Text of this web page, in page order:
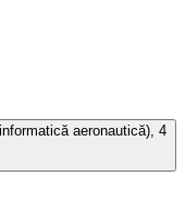
aeronautică), 4